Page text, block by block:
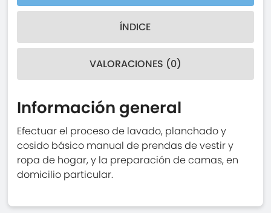
ÍNDICE
VALORACIONES (0)
Información general
Efectuar el proceso de lavado, planchado y
cosido básico manual de prendas de vestir y
ropa de hogar, y la preparación de camas, en
domicilio particular.